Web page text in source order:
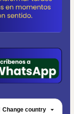
Change country